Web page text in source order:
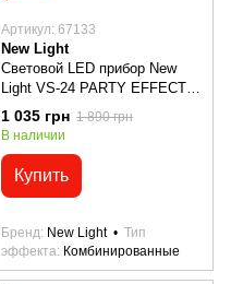
Артикул: 67133
New Light
Световой LED прибор New
Light VS-24 PARTY EFFECT
LIGHT
1 035 грн 1 890 грн
В наличии
Купить
Бренд New Light
Тип
эффекта Комбинированные